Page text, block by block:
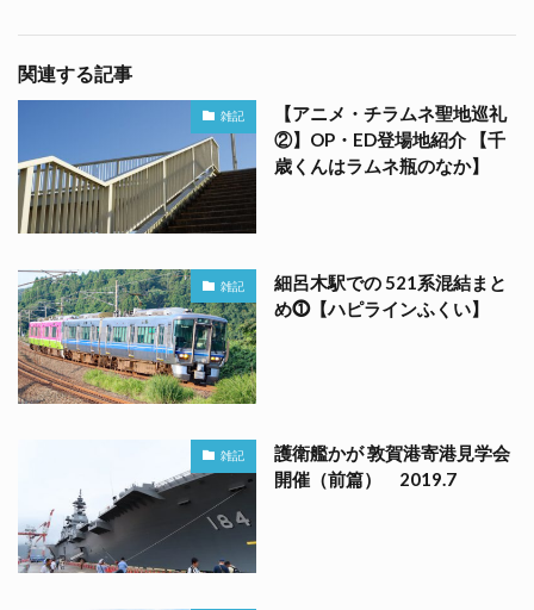
関連する記事
雑記
【アニメ・チラムネ聖地巡礼
②】OP・ED登場地紹介 【千
歳くんはラムネ瓶のなか】
雑記
細呂木駅での 521系混結まと
め⓵【ハピラインふくい】
雑記
護衛艦かが 敦賀港寄港見学会
開催（前篇） 2019.7